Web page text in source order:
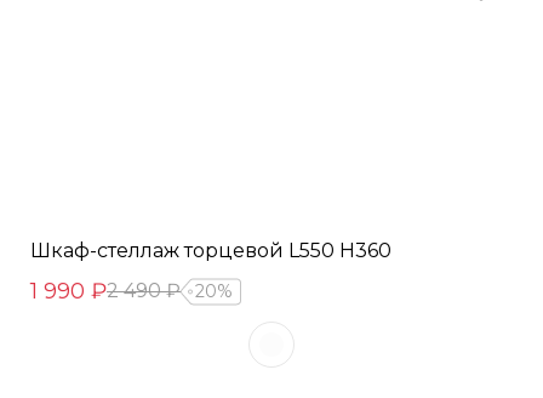
Шкаф-стеллаж торцевой L550 Н360
1 990 ₽2 490 ₽ 20%